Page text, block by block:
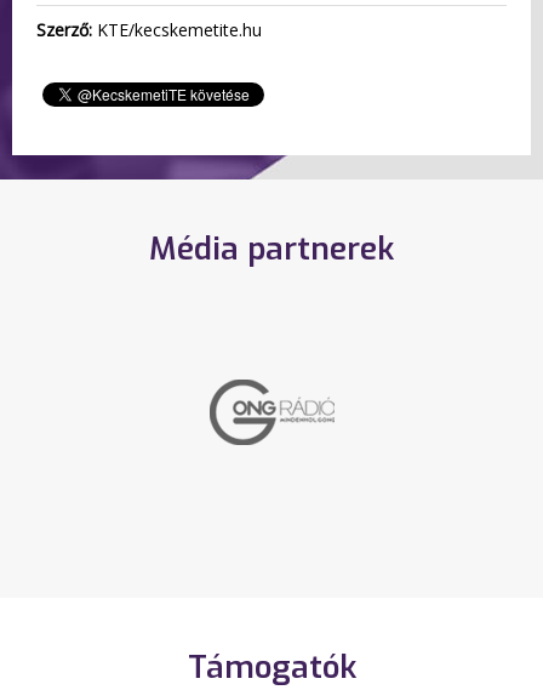
Szerző: KTE/kecskemetite.hu
Média partnerek
Támogatók